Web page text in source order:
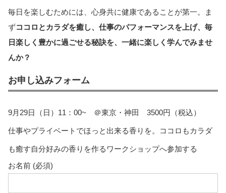
毎日を楽しむためには、心身共に健康であることが第一。ま
ずココロとカラダを癒し、仕事のパフォーマンスを上げ、毎
日楽しく豊かに過ごせる秘訣を、一緒に楽しく学んでみませ
んか？
お申し込みフォーム
9月29日（日）11：00~ ＠東京・神田 3500円（税込）
仕事やプライベートでほっと出来る香りを。ココロもカラダ
も癒す自分好みの香りを作るワークショップへ参加する
お名前 (必須)